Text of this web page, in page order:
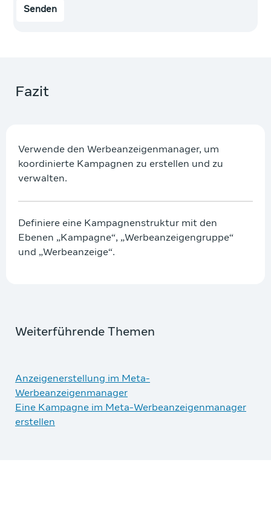
Senden
Fazit
Verwende den Werbeanzeigenmanager, um
koordinierte Kampagnen zu erstellen und zu
verwalten.
Definiere eine Kampagnenstruktur mit den
Ebenen „Kampagne“, „Werbeanzeigengruppe“
und „Werbeanzeige“.
Weiterführende Themen
Anzeigenerstellung im Meta-
Werbeanzeigenmanager
Eine Kampagne im Meta-Werbeanzeigenmanager
erstellen